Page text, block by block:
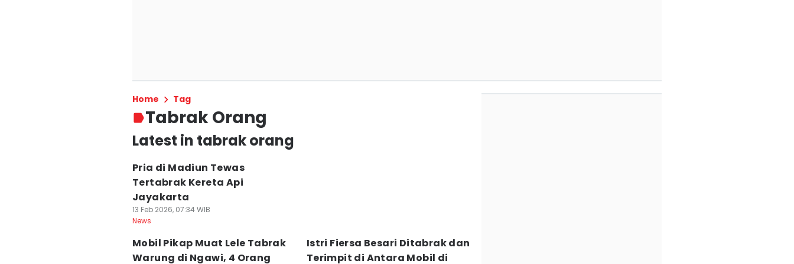
Home Tag
Tabrak Orang
Latest in tabrak orang
Pria di Madiun Tewas
Tertabrak Kereta Api
Jayakarta
13 Feb 2026, 07:34 WIB
News
Mobil Pikap Muat Lele Tabrak
Warung di Ngawi, 4 Orang
Istri Fiersa Besari Ditabrak dan
Terimpit di Antara Mobil di